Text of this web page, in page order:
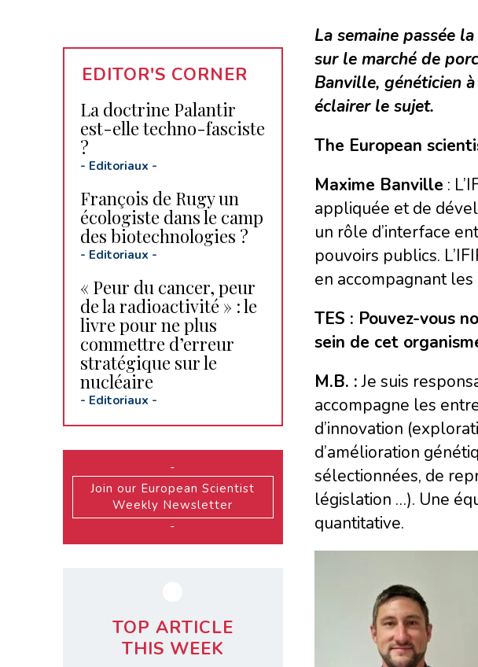
La semaine passée
sur le marché de
Banville, généticien
éclairer le sujet.
The European
Maxime Banville :
appliquée et de
un rôle d’interface
pouvoirs publics.
en accompagnant les
TES : Pouvez-vous
sein de cet
M.B. :Je suis
accompagne les
d’innovation
d’amélioration
sélectionnées, de
législation …). Une
quantitative.
EDITOR'S CORNER
La doctrine Palantir
est-elle techno-fasciste
?
- Editoriaux -
François de Rugy un
écologiste dans le camp
des biotechnologies ?
- Editoriaux -
« Peur du cancer, peur
de la radioactivité » : le
livre pour ne plus
commettre d’erreur
stratégique sur le
nucléaire
- Editoriaux -
-
Join our European Scientist
Weekly Newsletter
-
TOP ARTICLE
THIS WEEK